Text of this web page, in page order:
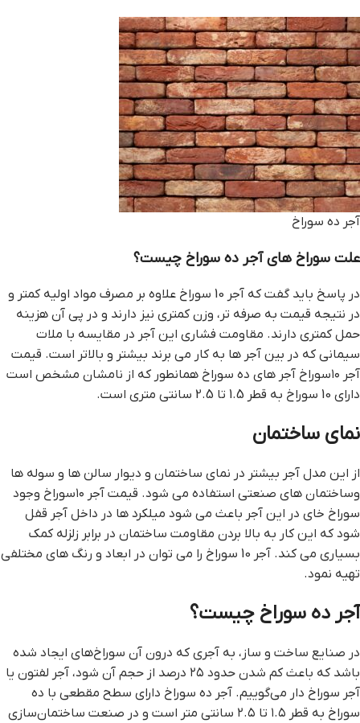
آجر ده سوراخ
علت سوراخ های آجر ده سوراخ چیست؟
در پاسخ باید گفت که آجر 10 سوراخ علاوه بر مصرف مواد اولیه کمتر و
در نتیجه قیمت به صرفه تر، وزن کمتری نیز دارند و در پی آن هزینه
حمل کمتری دارند. مقاومت فشاری این آجر در مقایسه با ملات
سیمانی که در بین آجر ها به کار می برند بیشتر و بالاتر است. قیمت
آجر ۱۰سوراخ آجر های ده سوراخ همانطور که از نامشان مشخص است
دارای 10 سوراخ به قطر 1.5 تا 2.5 سانتی متری است.
نمای ساختمان
از این مدل آجر بیشتر در نمای ساختمان و دیوار سالن ها و سوله ها
وساختمان های صنعتی استفاده می شود. قیمت آجر ۱۰سوراخ وجود
سوراخ خای در این آجر باعث می شود میلکرد ها در داخل آجر قفل
شود که این کار به بالا بردن مقاومت ساختمان در برابر زلزله کمک
بسیاری می کند. آجر 10 سوراخ را می توان در ابعاد و رنگ های مختلفی
تهیه نمود.
آجر ده سوراخ چیست؟
در صنایع ساخت و ساز، به آجری که درون آن سوراخ‌های ایجاد شده
باشد که باعث کم شدن حدود ۲۵ درصد از حجم آن شود، آجر لفتون یا
آجر سوراخ دار می‌گوییم. آجر ده سوراخ دارای سطح مقطعی با ده
سوراخ به قطر ۱.۵ تا ۲.۵ سانتی متر است و در صنعت ساختمان‌سازی